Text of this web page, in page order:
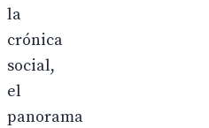
la
crónica
social,
el
panorama